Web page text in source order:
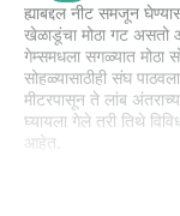
ह्याबद्दल नीट समजून
खेळाडूंचा मोठा गट
गेम्समधला सगळ्यात मोठा
सोहळ्यासाठीही संघ
मीटरपासून ते लांब
घ्यायला गेले तरी तिथे
आहेत.